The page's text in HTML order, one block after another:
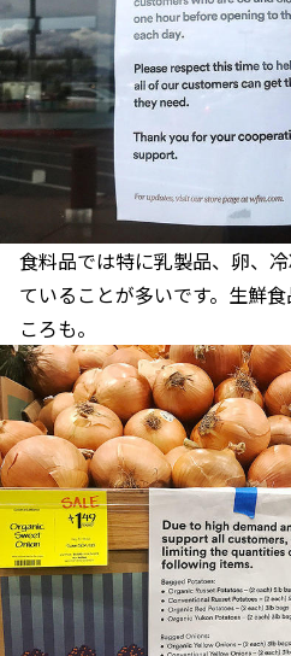
食料品では特に乳製品、卵、
ていることが多いです。生鮮
ころも。